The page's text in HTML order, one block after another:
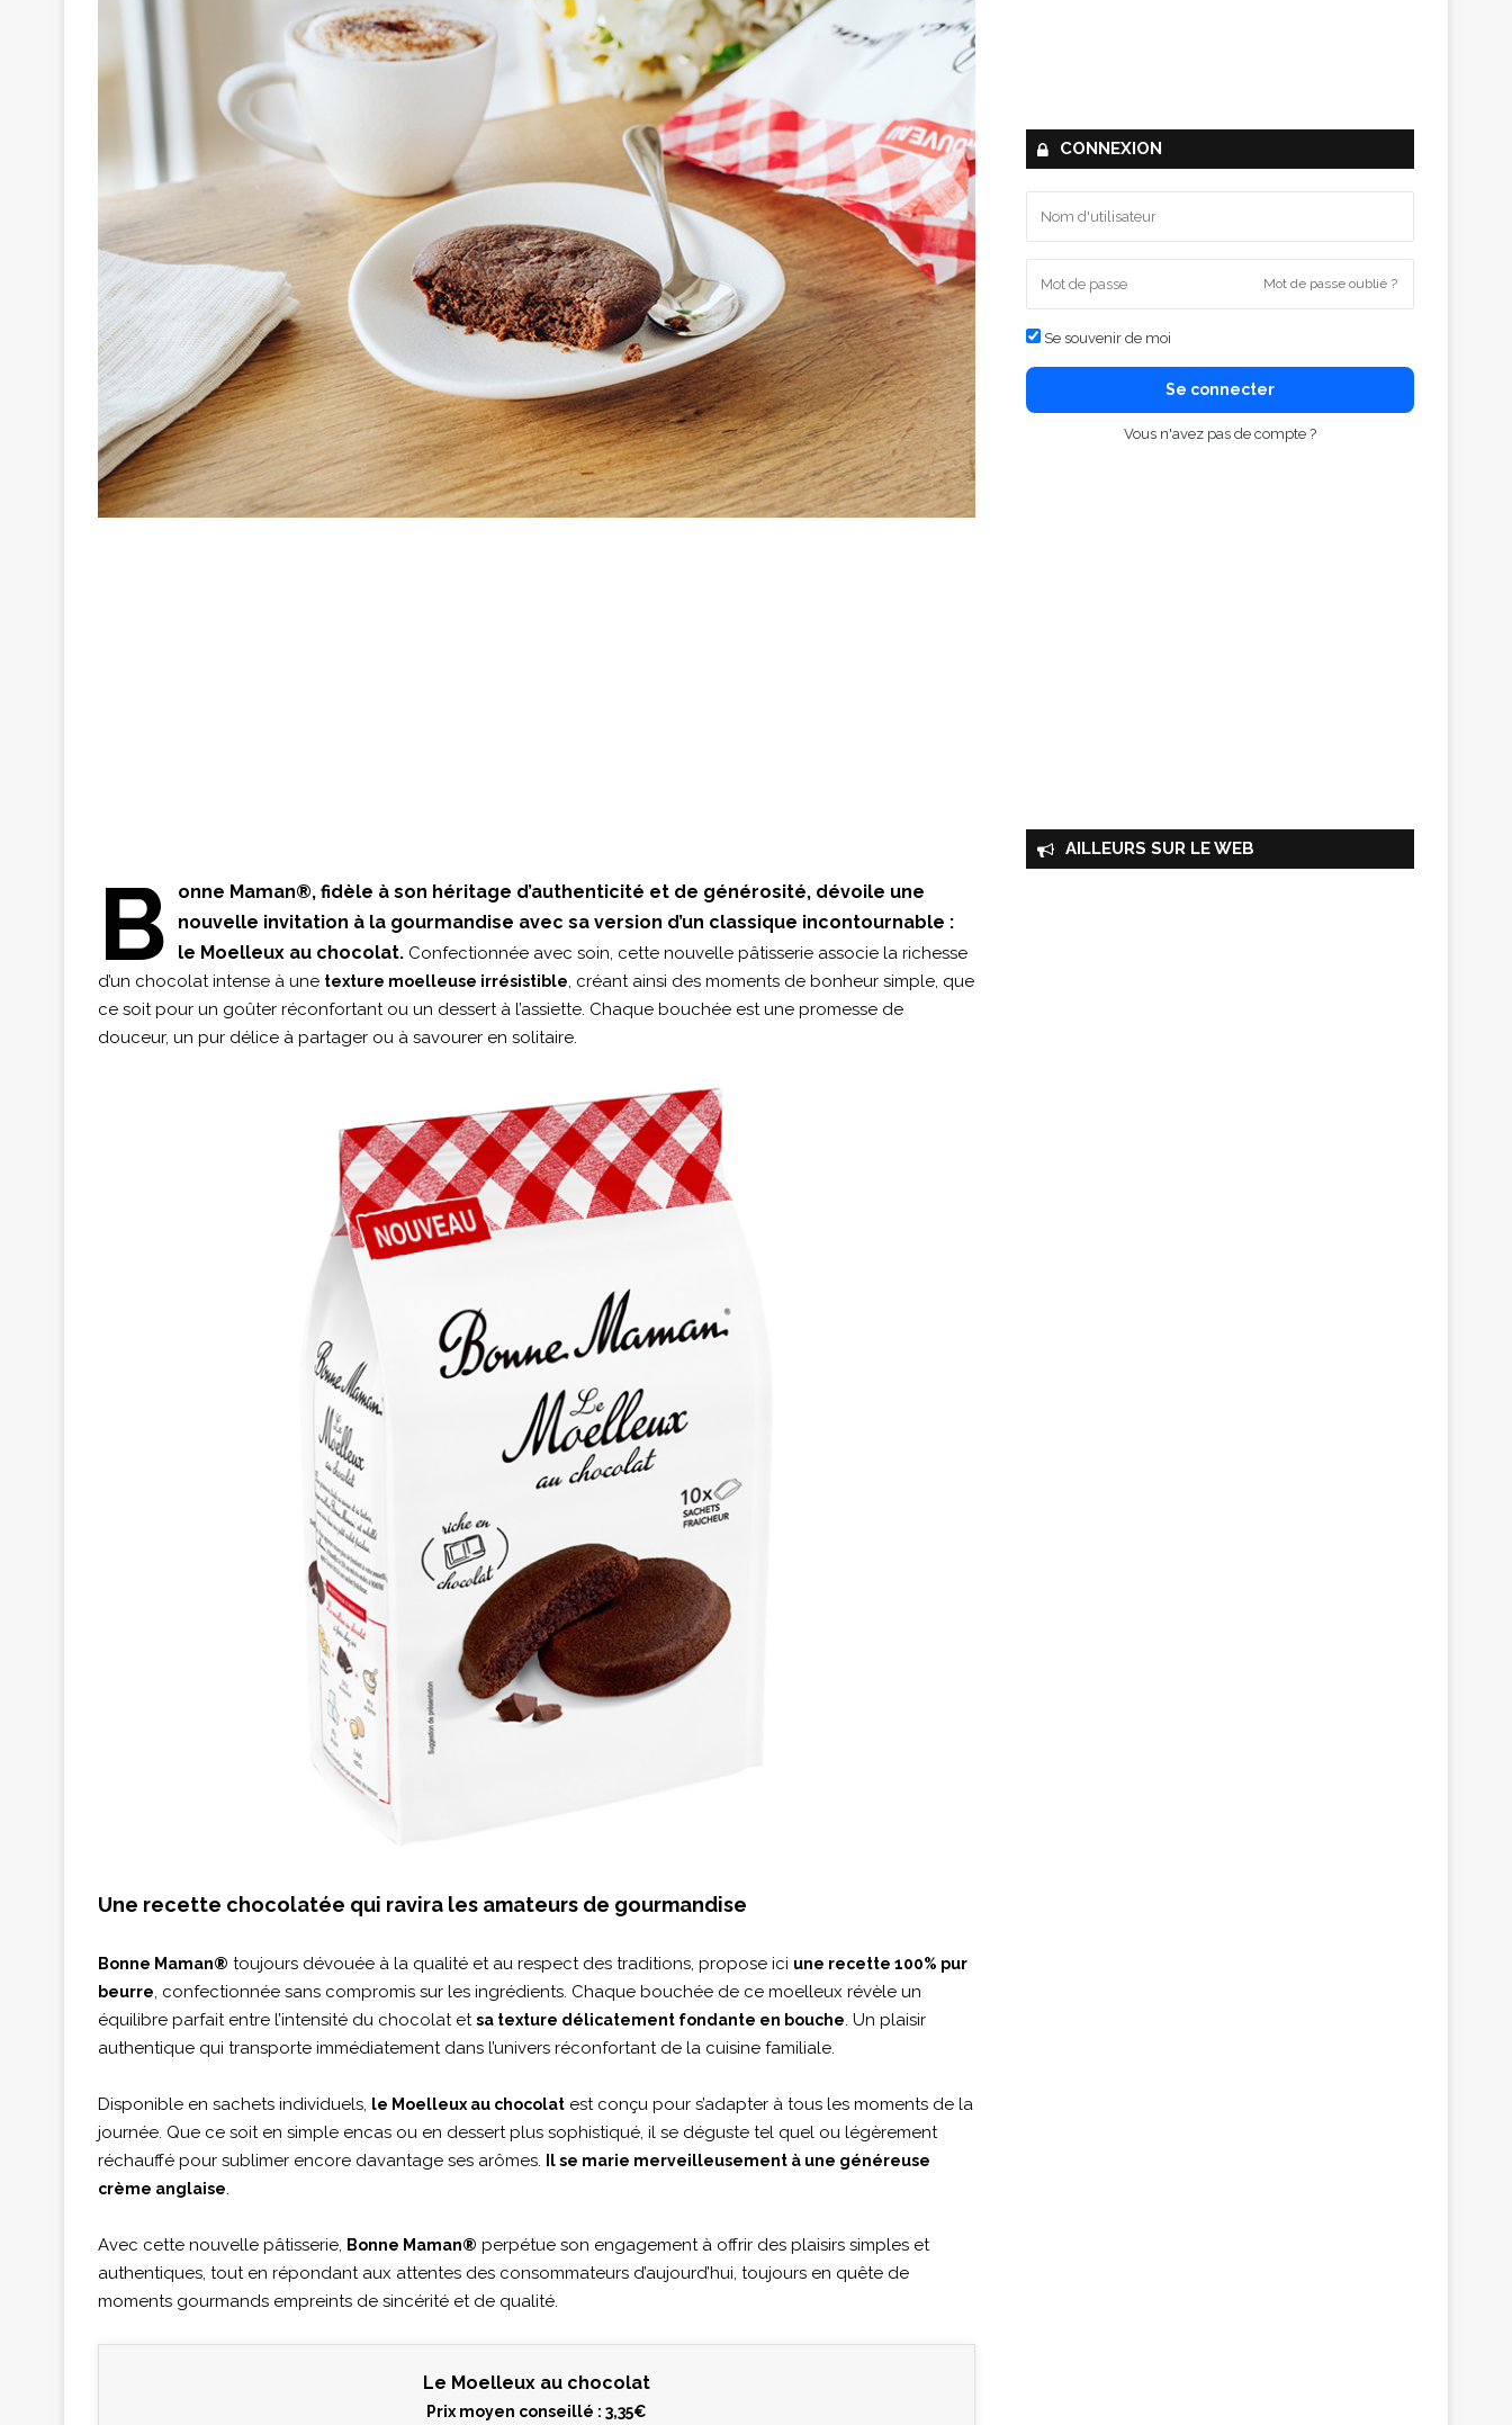
B
onne Maman®, fidèle à son héritage d’authenticité et de générosité, dévoile une
nouvelle invitation à la gourmandise avec sa version d’un classique incontournable :
le Moelleux au chocolat. Confectionnée avec soin, cette nouvelle pâtisserie associe la richesse
d’un chocolat intense à une texture moelleuse irrésistible, créant ainsi des moments de bonheur simple, que
ce soit pour un goûter réconfortant ou un dessert à l’assiette. Chaque bouchée est une promesse de
douceur, un pur délice à partager ou à savourer en solitaire.
Une recette chocolatée qui ravira les amateurs de gourmandise
Bonne Maman® toujours dévouée à la qualité et au respect des traditions, propose ici une recette 100% pur
beurre, confectionnée sans compromis sur les ingrédients. Chaque bouchée de ce moelleux révèle un
équilibre parfait entre l’intensité du chocolat etsa texture délicatement fondante en bouche. Un plaisir
authentique qui transporte immédiatement dans l’univers réconfortant de la cuisine familiale.
Disponible en sachets individuels, le Moelleux au chocolat est conçu pour s’adapter à tous les moments de la
journée. Que ce soit en simple encas ou en dessert plus sophistiqué, il se déguste tel quel ou légèrement
réchauffé pour sublimer encore davantage ses arômes.
Il se marie merveilleusement à une généreuse
crème anglaise.
Avec cette nouvelle pâtisserie, Bonne Maman® perpétue son engagement à offrir des plaisirs simples et
authentiques, tout en répondant aux attentes des consommateurs d’aujourd’hui, toujours en quête de
moments gourmands empreints de sincérité et de qualité.
Le Moelleux au chocolat
Prix moyen conseillé : 3,35€
CONNEXION
Mot de passe oublié ?
Se souvenir de moi
Se connecter
Vous n'avez pas de compte ?
AILLEURS SUR LE WEB